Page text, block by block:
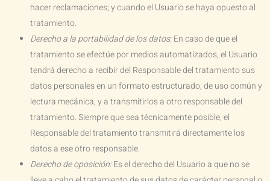
hacer reclamaciones; y cuando el Usuario se haya opuesto al
tratamiento.
Derecho a la portabilidad de los datos:En caso de que el
tratamiento se efectúe por medios automatizados, el Usuario
tendrá derecho a recibir del Responsable del tratamiento sus
datos personales en un formato estructurado, de uso común y
lectura mecánica, y a transmitirlos a otro responsable del
tratamiento. Siempre que sea técnicamente posible, el
Responsable del tratamiento transmitirá directamente los
datos a ese otro responsable.
Derecho de oposición:Es el derecho del Usuario a que no se